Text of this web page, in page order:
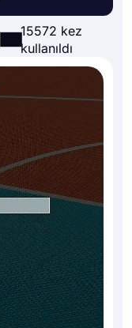
15572 kez
kullanıldı